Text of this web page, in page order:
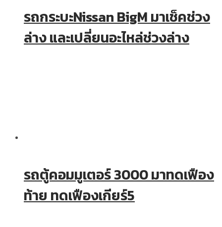
รถกระบะNissan BigM มาเช็คช่วง
ล่าง และเปลี่ยนอะไหล่ช่วงล่าง
รถตู้คอมมูเตอร์ 3000 มาทดเฟือง
ท้าย ทดเฟืองเกียร์5